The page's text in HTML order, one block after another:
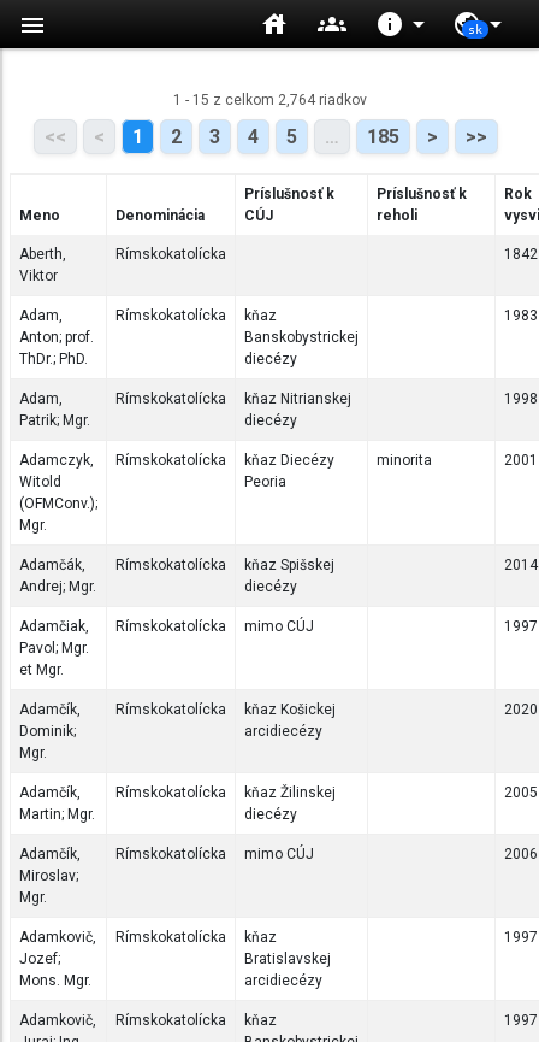
house groups info arrow_drop_down public
skarrow_drop_down
1 - 15 z celkom 2,764 riadkov
<< < 1 2 3 4 5 … 185 > >>
Meno Denominácia
Príslušnosť k
CÚJ
Príslušnosť k
reholi
Rok
Aberth,
Viktor
Rímskokatolícka 1842
Adam,
Anton; prof.
ThDr.; PhD.
Rímskokatolícka
kňaz
Banskobystrickej
diecézy
1983
Adam,
Patrik; Mgr.
Rímskokatolícka
kňaz Nitrianskej
diecézy
1998
Adamczyk,
Witold
(OFMConv.);
Mgr.
Rímskokatolícka
kňaz Diecézy
Peoria
minorita 2001
Adamčák,
Andrej; Mgr.
Rímskokatolícka
kňaz Spišskej
diecézy
2014
Adamčiak,
Pavol; Mgr.
et Mgr.
Rímskokatolícka mimo CÚJ 1997
Adamčík,
Dominik;
Mgr.
Rímskokatolícka
kňaz Košickej
arcidiecézy
2020
Adamčík,
Martin; Mgr.
Rímskokatolícka
kňaz Žilinskej
diecézy
2005
Adamčík,
Miroslav;
Mgr.
Rímskokatolícka mimo CÚJ 2006
Adamkovič,
Jozef;
Mons. Mgr.
Rímskokatolícka
kňaz
Bratislavskej
arcidiecézy
1997
Adamkovič,
Rímskokatolícka
kňaz
1997